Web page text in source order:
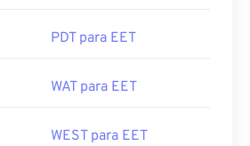
PDT para EET
WAT para EET
WEST para EET